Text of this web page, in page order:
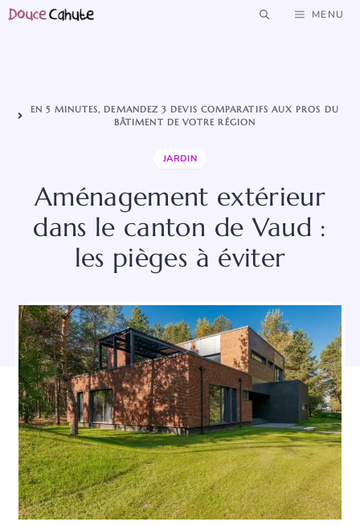
Aller
MENU
EN 5 MINUTES, DEMANDEZ 3 DEVIS COMPARATIFS AUX PROS DU
BÂTIMENT DE VOTRE RÉGION
JARDIN
Aménagement extérieur
dans le canton de Vaud :
les pièges à éviter